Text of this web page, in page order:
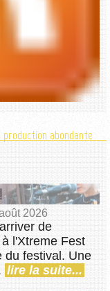
production abondante
2026
de
l'Xtreme Fest
du festival. Une
lire la suite...